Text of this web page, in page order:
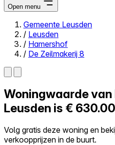
Open menu
Close menu
Zelf kopen
Alles-in-één
Reviews
Log in
Gemeente Leusden
/ Leusden
/ Hamershof
/ De Zeilmakerij 8
Woningwaarde van
Leusden is €
Volg gratis deze woning en
verkoopprijzen in de buurt.